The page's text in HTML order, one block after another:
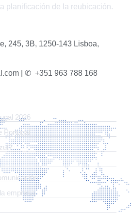
planificación de la reubicación.
245, 3B, 1250-143 Lisboa,
| ✆ +351 963 788 168
2026
Portugal
empresa